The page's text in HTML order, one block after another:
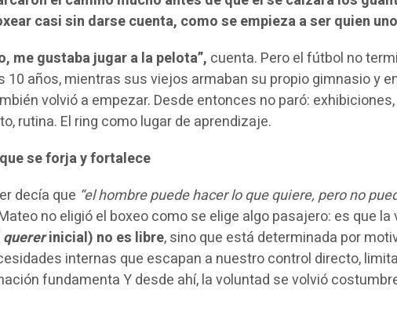
casi sin darse cuenta, como se empieza a ser quien
me gustaba jugar a la pelota”, cuenta. Pero el fútbol no
10 años, mientras sus viejos armaban su propio gimnasio y
volvió a empezar. Desde entonces no paró: exhibiciones,
rutina. El ring como lugar de aprendizaje.
se forja y fortalece
decía que “el hombre puede hacer lo que quiere, pero no
no eligió el boxeo como se elige algo pasajero: es que la
quererinicial) no es libre, sino que está determinada por
internas que escapan a nuestro control directo,
fundamenta Y desde ahí, la voluntad se volvió